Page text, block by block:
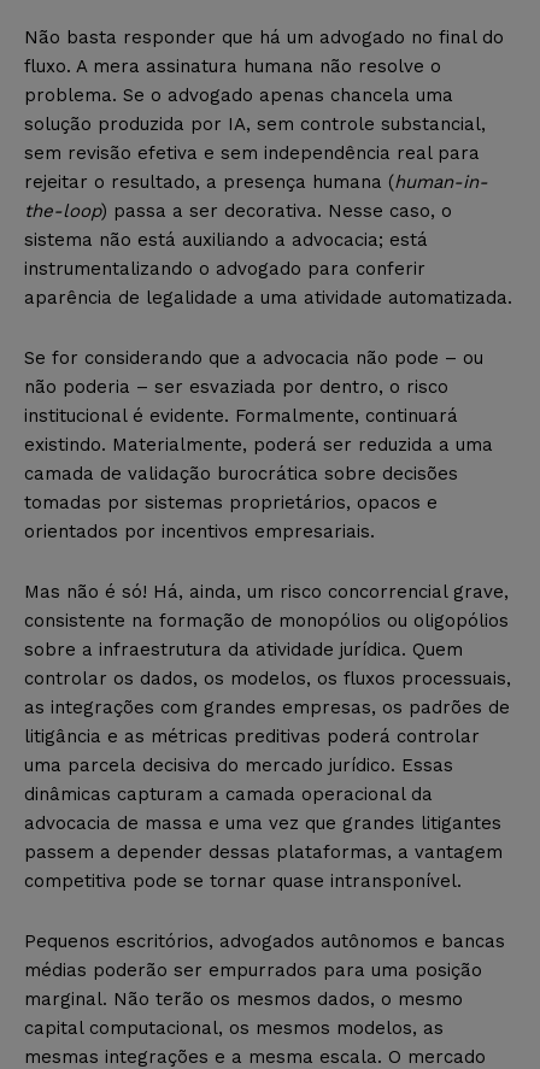
Não basta responder que há um advogado no final do
fluxo. A mera assinatura humana não resolve o
problema. Se o advogado apenas chancela uma
solução produzida por IA, sem controle substancial,
sem revisão efetiva e sem independência real para
rejeitar o resultado, a presença humana (human-in-
the-loop) passa a ser decorativa. Nesse caso, o
sistema não está auxiliando a advocacia; está
instrumentalizando o advogado para conferir
aparência de legalidade a uma atividade automatizada.
Se for considerando que a advocacia não pode – ou
não poderia – ser esvaziada por dentro, o risco
institucional é evidente. Formalmente, continuará
existindo. Materialmente, poderá ser reduzida a uma
camada de validação burocrática sobre decisões
tomadas por sistemas proprietários, opacos e
orientados por incentivos empresariais.
Mas não é só! Há, ainda, um risco concorrencial grave,
consistente na formação de monopólios ou oligopólios
sobre a infraestrutura da atividade jurídica. Quem
controlar os dados, os modelos, os fluxos processuais,
as integrações com grandes empresas, os padrões de
litigância e as métricas preditivas poderá controlar
uma parcela decisiva do mercado jurídico. Essas
dinâmicas capturam a camada operacional da
advocacia de massa e uma vez que grandes litigantes
passem a depender dessas plataformas, a vantagem
competitiva pode se tornar quase intransponível.
Pequenos escritórios, advogados autônomos e bancas
médias poderão ser empurrados para uma posição
marginal. Não terão os mesmos dados, o mesmo
capital computacional, os mesmos modelos, as
mesmas integrações e a mesma escala. O mercado